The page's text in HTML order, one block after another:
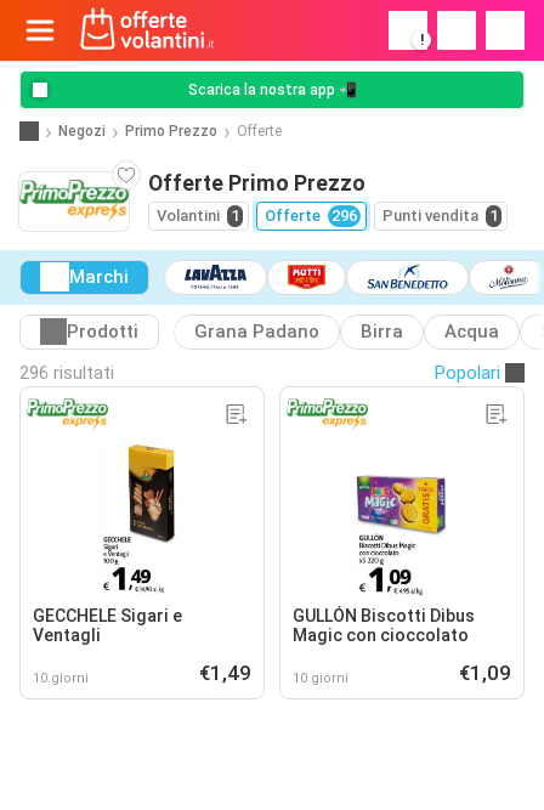
!
Scarica la nostra app 📲
Negozi Primo Prezzo Offerte
Offerte Primo Prezzo
Volantini 1 Offerte 296 Punti vendita 1
Marchi
Prodotti Grana Padano Birra Acqua
296 risultati
Popolari
GECCHELE Sigari e
Ventagli
10 giorni €1,49
GULLÓN Biscotti Dibus
Magic con cioccolato
10 giorni €1,09